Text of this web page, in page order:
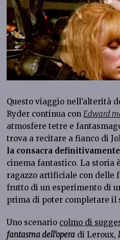
Questo viaggio nell’alterità
Ryder continua con Edward
atmosfere tetre e
trova a recitare a fianco di
la consacra
cinema fantastico. La storia
ragazzo artificiale con delle
frutto di un esperimento di
prima di poter completare il
Uno scenario colmo di
fantasma dell’opera di Leroux,